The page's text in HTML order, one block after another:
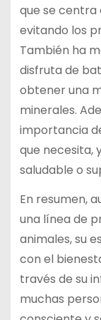
que se centra
evitando los
También ha
disfruta de
obtener una
minerales.
importancia
que necesita,
saludable o
En resumen,
una línea de
animales, su
con el
través de su
muchas